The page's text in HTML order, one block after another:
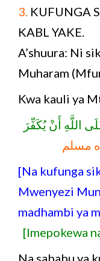
3. KUFUNGA
KABL YAKE.
A’shuura: Ni
Muharam
Kwa kauli ya
اللَّهِ أَنْ يُكَفِّرَ
مسلم
[Na kufunga
Mwenyezi
madhambi ya
[Imepokewa
Na sababu ya